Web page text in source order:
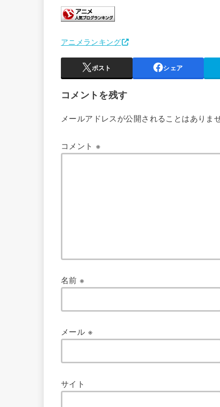
アニメランキング
ポスト シェア
コメントを残す
メールアドレスが公開されることはありま
コメント※
名前※
メール ※
サイト